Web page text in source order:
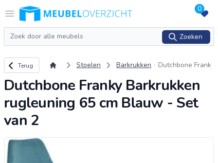
Open menu
Logo Meubeloverzicht.nl 0
Zoeken
Zoeken
Terug naar overzicht
Terug Stoelen Barkrukken
Dutchbone Frank
euning 65 cm Bla
Dutchbone Franky Barkrukken
rugleuning 65 cm Blauw - Set
van 2